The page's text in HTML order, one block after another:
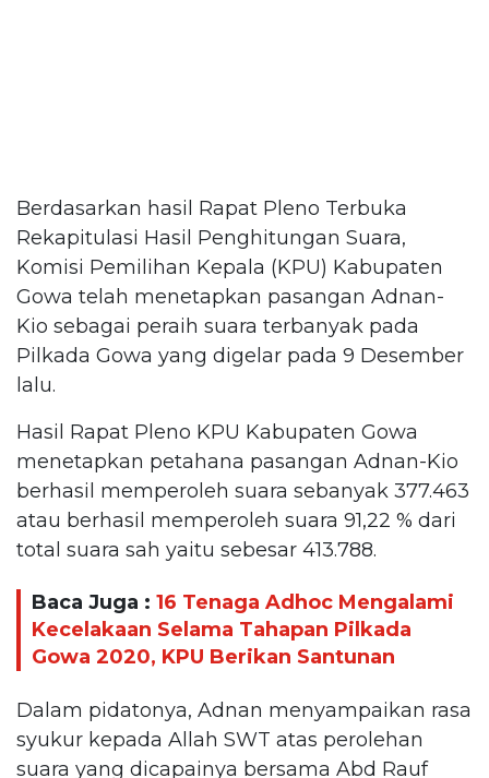
Berdasarkan hasil Rapat Pleno Terbuka
Rekapitulasi Hasil Penghitungan Suara,
Komisi Pemilihan Kepala (KPU) Kabupaten
Gowa telah menetapkan pasangan Adnan-
Kio sebagai peraih suara terbanyak pada
Pilkada Gowa yang digelar pada 9 Desember
lalu.
Hasil Rapat Pleno KPU Kabupaten Gowa
menetapkan petahana pasangan Adnan-Kio
berhasil memperoleh suara sebanyak 377.463
atau berhasil memperoleh suara 91,22 % dari
total suara sah yaitu sebesar 413.788.
Baca Juga : 16 Tenaga Adhoc Mengalami
Kecelakaan Selama Tahapan Pilkada
Gowa 2020, KPU Berikan Santunan
Dalam pidatonya, Adnan menyampaikan rasa
syukur kepada Allah SWT atas perolehan
suara yang dicapainya bersama Abd Rauf